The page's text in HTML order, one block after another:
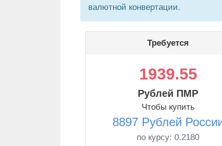
валютной конвертации.
Требуется
1939.55
Рублей ПМР
Чтобы купить
8897 Рублей
по курсу: 0.2180